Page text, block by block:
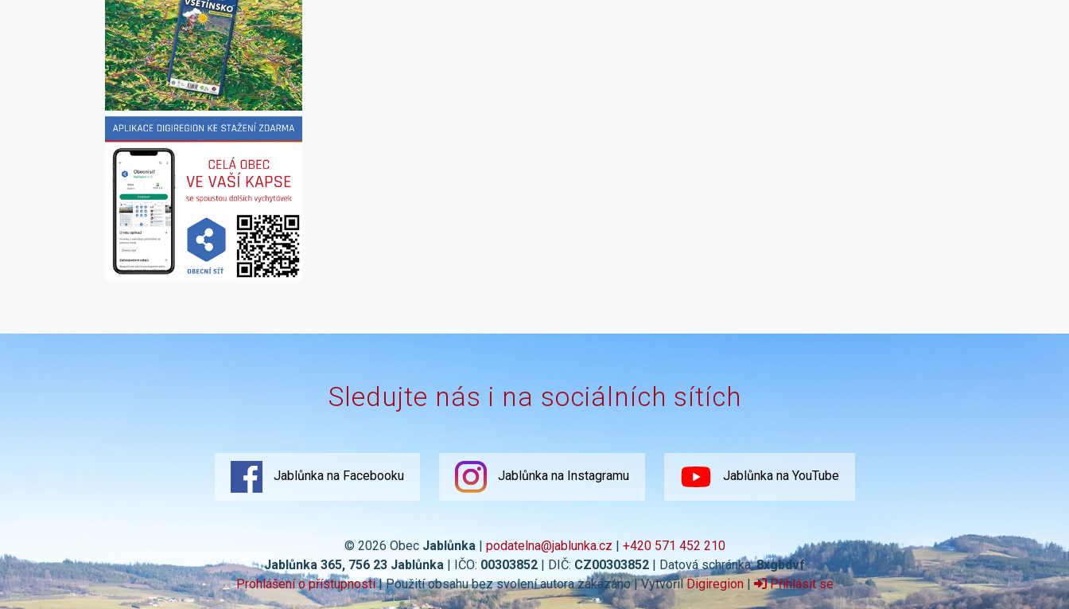
Sledujte nás i na sociálních sítích
Jablůnka na Facebooku Jablůnka na Instagramu Jablůnka na YouTube
© 2026 Obec Jablůnka| podatelna@jablunka.cz
+420 571 452 210
Jablůnka 365, 756 23 Jablůnka | IČO: 00303852 | DIČ: CZ00303852 | Datová schránka:8xgbdvf
Prohlášení o přístupnosti| Použití obsahu bez svolení autora zakázáno | VytvořilDigiregion| Přihlásit se